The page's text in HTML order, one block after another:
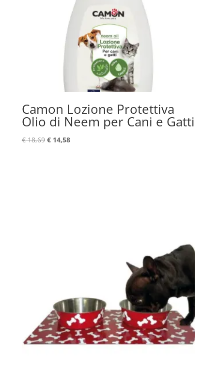
Camon Lozione Protettiva
Olio di Neem per Cani e Gatti
€18,69 Il
€14,58Il